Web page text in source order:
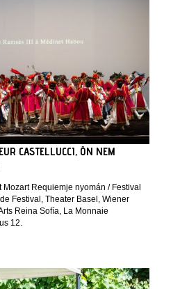
CASTELLUCCI, ÖN NEM
Requiemje nyomán / Festival
Festival, Theater Basel, Wiener
Reina Sofía, La Monnaie
12.